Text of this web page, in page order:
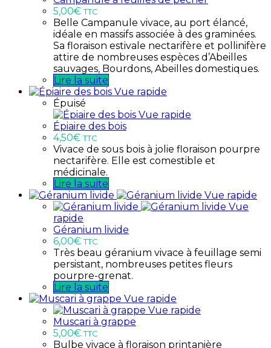
5,00€ TTC
Belle Campanule vivace, au port élancé,
idéale en massifs associée à des graminées.
Sa floraison estivale nectarifère et pollinifère
attire de nombreuses espèces d’Abeilles
sauvages, Bourdons, Abeilles domestiques.
Lire la suite
Vue rapide
Épuisé
Vue rapide
Épiaire des bois
4,50€ TTC
Vivace de sous bois à jolie floraison pourpre
nectarifère. Elle est comestible et
médicinale.
Lire la suite
Vue rapide
Vue
rapide
Géranium livide
6,00€ TTC
Très beau géranium vivace à feuillage semi
persistant, nombreuses petites fleurs
pourpre-grenat.
Lire la suite
Vue rapide
Vue rapide
Muscari à grappe
5,00€ TTC
Bulbe vivace à floraison printanière